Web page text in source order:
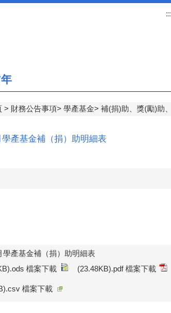
:::
財務公告事項 學產基金 補(捐)助、獎(勵)助
學產基金補（捐）助明細表
學產基金補（捐）助明細表
檔案下載
(23.48KB).pdf 檔案下載
檔案下載